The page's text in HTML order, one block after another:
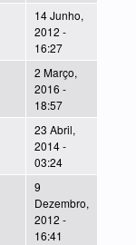
14 Junho,
2012 -
16:27
2 Março,
2016 -
18:57
23 Abril,
2014 -
03:24
9
Dezembro,
2012 -
16:41